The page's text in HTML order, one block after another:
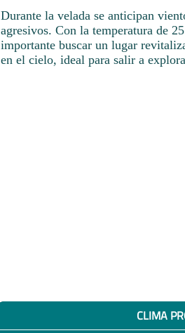
Durante la velada se anticipan
agresivos. Con la temperatura de
importante buscar un lugar
en el cielo, ideal para salir a
CLIMA